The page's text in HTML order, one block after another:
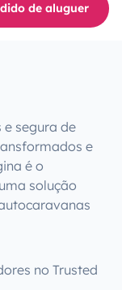
de aluguer
segura de
e
é o
solução
no Trusted